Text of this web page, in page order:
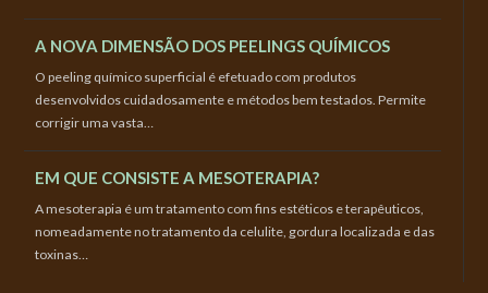
A NOVA DIMENSÃO DOS PEELINGS QUÍMICOS
O peeling químico superficial é efetuado com produtos
desenvolvidos cuidadosamente e métodos bem testados. Permite
corrigir uma vasta…
EM QUE CONSISTE A MESOTERAPIA?
A mesoterapia é um tratamento com fins estéticos e terapêuticos,
nomeadamente no tratamento da celulite, gordura localizada e das
toxinas…